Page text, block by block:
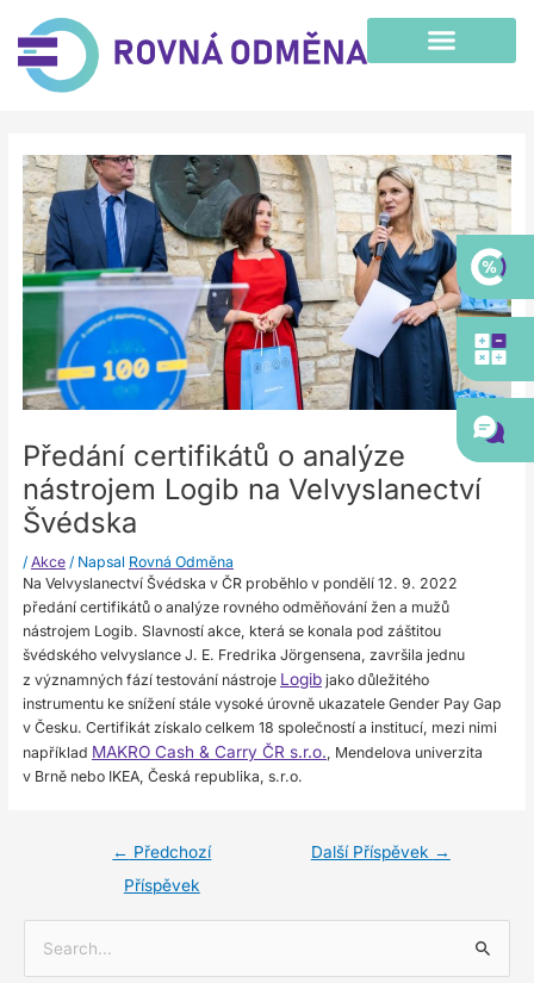
obsah
Předání certifikátů o analýze
nástrojem Logib na Velvyslanectví
Švédska
/ Akce/ Napsal Rovná Odměna
Na Velvyslanectví Švédska v ČR proběhlo v pondělí 12. 9. 2022
předání certifikátů o analýze rovného odměňování žen a mužů
nástrojem Logib. Slavností akce, která se konala pod záštitou
švédského velvyslance J. E. Fredrika Jörgensena, završila jednu
z významných fází testování nástroje Logibjako důležitého
instrumentu ke snížení stále vysoké úrovně ukazatele Gender Pay Gap
v Česku. Certifikát získalo celkem 18 společností a institucí, mezi nimi
například MAKRO Cash & Carry ČR s.r.o. , Mendelova univerzita
v Brně nebo IKEA, Česká republika, s.r.o.
← Předchozí
Příspěvek
Další Příspěvek →